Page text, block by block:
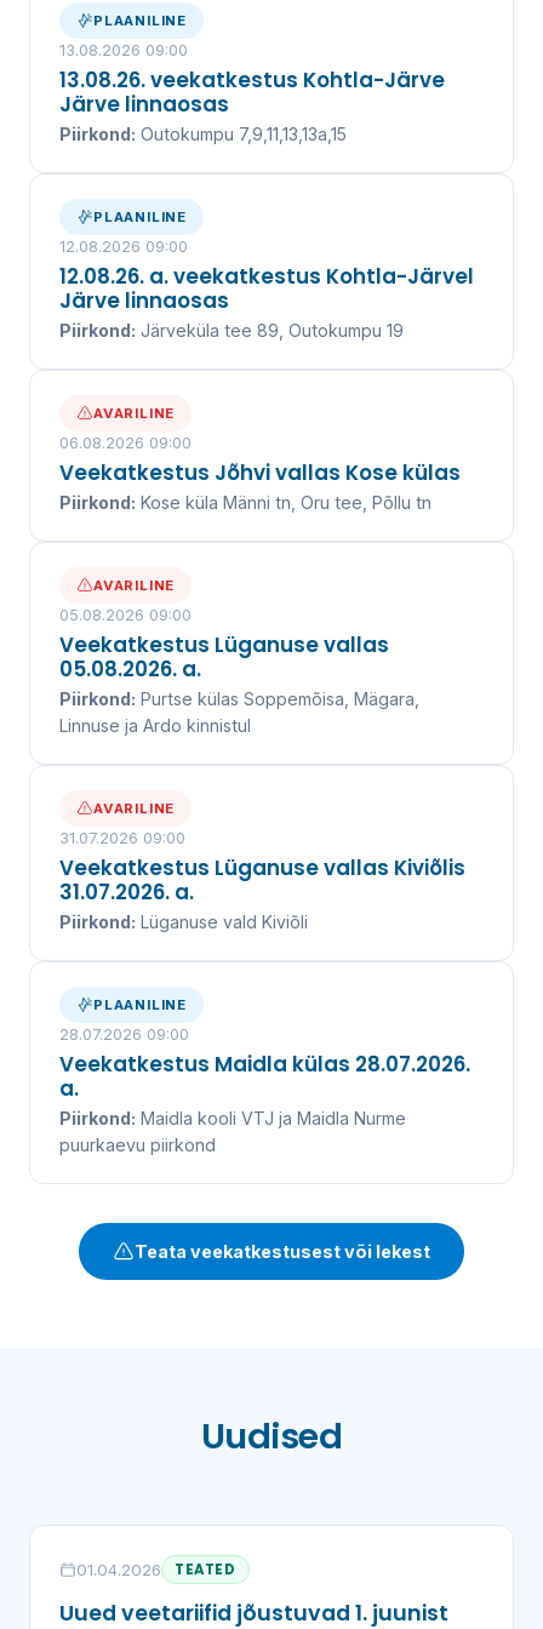
kanalisatsiooniteenuse juba üle 20 aasta.
VEEKATKESTUSED
PLAANILINE
13.08.2026 09:00
13.08.26. veekatkestus Kohtla-Järve
Järve linnaosas
Piirkond: Outokumpu 7,9,11,13,13a,15
PLAANILINE
12.08.2026 09:00
12.08.26. a. veekatkestus Kohtla-Järvel
Järve linnaosas
Piirkond: Järveküla tee 89, Outokumpu 19
AVARILINE
06.08.2026 09:00
Veekatkestus Jõhvi vallas Kose külas
Piirkond: Kose küla Männi tn, Oru tee, Põllu tn
AVARILINE
05.08.2026 09:00
Veekatkestus Lüganuse vallas
05.08.2026. a.
Piirkond: Purtse külas Soppemõisa, Mägara,
Linnuse ja Ardo kinnistul
AVARILINE
31.07.2026 09:00
Veekatkestus Lüganuse vallas Kiviõlis
31.07.2026. a.
Piirkond: Lüganuse vald Kiviõli
PLAANILINE
28.07.2026 09:00
Veekatkestus Maidla külas 28.07.2026.
a.
Piirkond: Maidla kooli VTJ ja Maidla Nurme
puurkaevu piirkond
Teata veekatkestusest või lekest
Uudised
01.04.2026 TEATED
Uued veetariifid jõustuvad 1. juunist